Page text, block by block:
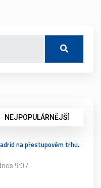
NEJPOPULÁRNĚJŠÍ
na přestupovém trhu.
9:07